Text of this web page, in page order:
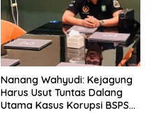
Nanang Wahyudi: Kejagung
Harus Usut Tuntas Dalang
Utama Kasus Korupsi BSPS